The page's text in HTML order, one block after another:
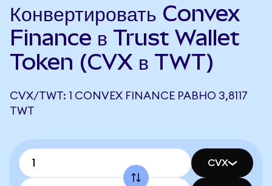
Конвертировать Convex
Finance в Trust Wallet
Token (CVX в TWT)
CVX/TWT: 1 CONVEX FINANCE РАВНО 3,8117
TWT
CVX